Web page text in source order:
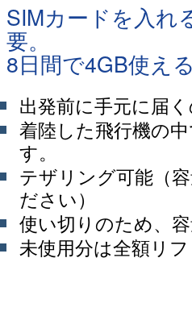
SIMカードを入れ
要。
8日間で4GB使え
出発前に手元に届
着陸した飛行機の
す。
テザリング可能（
ださい）
使い切りのため、
未使用分は全額リフ